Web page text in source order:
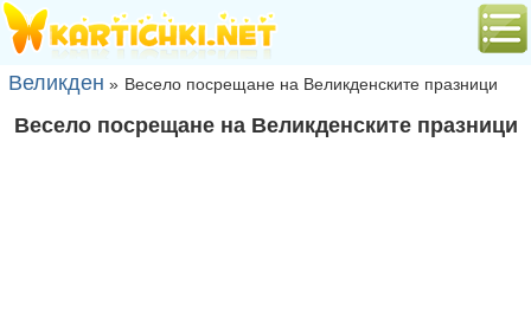
Великден » Весело посрещане на Великденските празници
Весело посрещане на Великденските празници